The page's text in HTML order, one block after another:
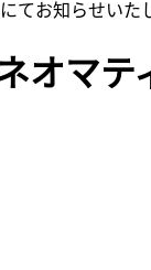
てお知らせいた
オマテ